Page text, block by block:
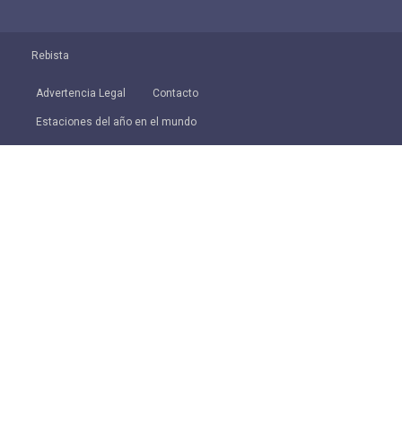
Rebista
Advertencia Legal Contacto
Estaciones del año en el mundo